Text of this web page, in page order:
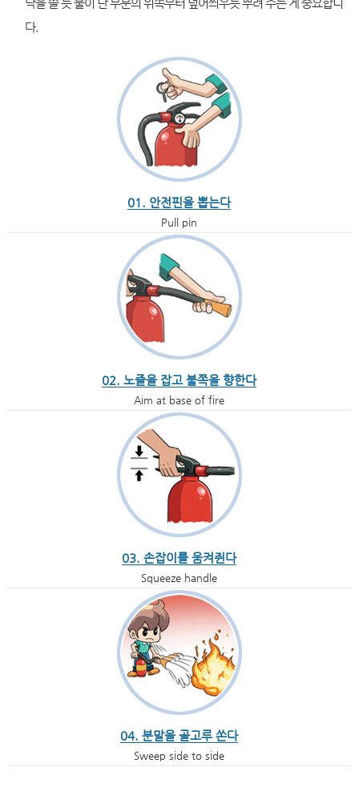
닥을 쓸 듯 불이 난 부분의 위쪽부터 덮어씌우듯 뿌려 주는 게 중요합니
다.
01. 안전핀을 뽑는다
Pull pin
02. 노즐을 잡고 불쪽을 향한다
Aim at base of fire
03. 손잡이를 움켜쥔다
Squeeze handle
04. 분말을 골고루 쏜다
Sweep side to side